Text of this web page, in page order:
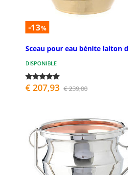
-13%
Sceau pour eau bénite laiton
DISPONIBLE
€ 207,93 € 239,00